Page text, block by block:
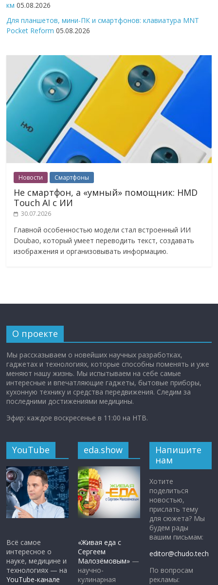
км 05.08.2026
Для планшетов, мини-ПК и смартфонов: клавиатура MNT
Pocket Reform 05.08.2026
Новости Смартфоны
Не смартфон, а «умный» помощник: HMD
Touch AI с ИИ
30.07.2026
Главной особенностью модели стал встроенный ИИ
Doubao, который умеет переводить текст, создавать
изображения и организовывать информацию.
О проекте
Мы рассказываем о новейших научных разработках,
гаджетах и технологиях, которые способны поменять и уже
меняют нашу жизнь. Мы испытываем на себе самые
интересные и впечатляющие гаджеты, бытовые приборы,
кухонную технику и средства передвижения. Следим за
последними достижениями медицины.
Эфир: каждое воскресенье в 11:00 на НТВ.
YouTube
Всё самое
интересное о
науке, медицине и
технологиях — на
YouTube-канале
eda.show
«Живая еда с
Сергеем
Малозёмовым» —
научно-
кулинарная
Напишите
нам
Хотите
поделиться
новостью,
прислать тему
для сюжета? Мы
будем рады
вашим письмам:
editor@chudo.tech
По вопросам
рекламы: